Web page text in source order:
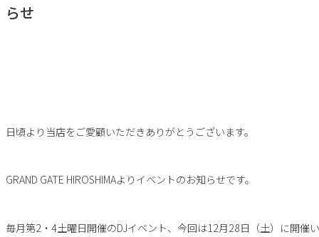
らせ
日頃より当店をご愛顧いただきありがとうございます。
GRAND GATE HIROSHIMAよりイベントのお知らせです。
毎月第2・4土曜日開催のDJイベント、今回は12月28日（土）に開催い